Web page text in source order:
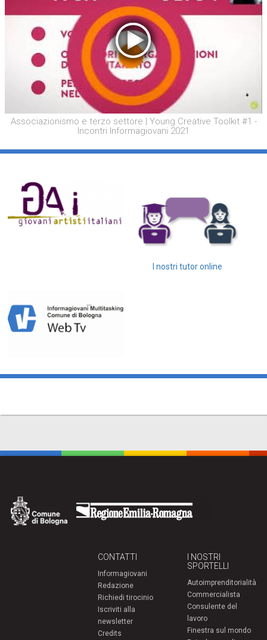
Associazionismo e terzo settore | Young Creative Toolkit #1 -
Incontri Informagiovani 2021
I nostri tutor online
CONTATTI
Informagiovani
Redazione
Richiedi tirocinio
Iscriviti alla
newsletter
Credits
I NOSTRI
SPORTELLI
Autoimprenditorialità
Commercialista
Consulente del
lavoro
Finestra sul mondo